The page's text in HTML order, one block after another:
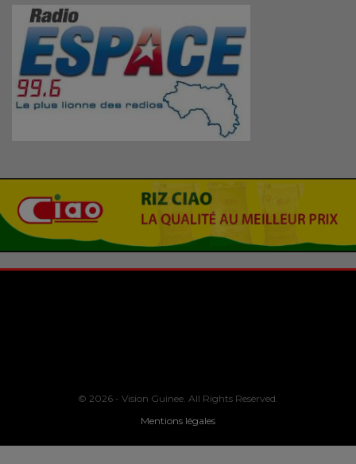
© 2026 - Vision Guinee. All Rights Reserved.
Mentions légales